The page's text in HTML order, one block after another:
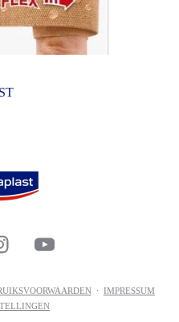
IMPRESSUM